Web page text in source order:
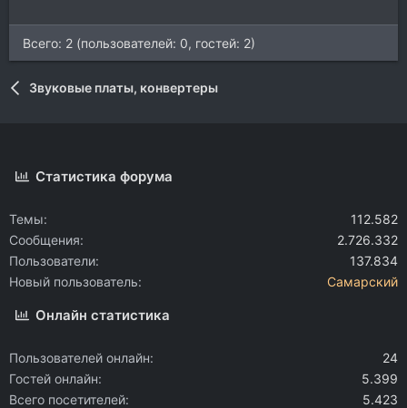
Всего: 2 (пользователей: 0, гостей: 2)
Звуковые платы, конвертеры
Статистика форума
Темы
112.582
Сообщения
2.726.332
Пользователи
137.834
Новый пользователь
Самарский
Онлайн статистика
Пользователей онлайн
24
Гостей онлайн
5.399
Всего посетителей
5.423